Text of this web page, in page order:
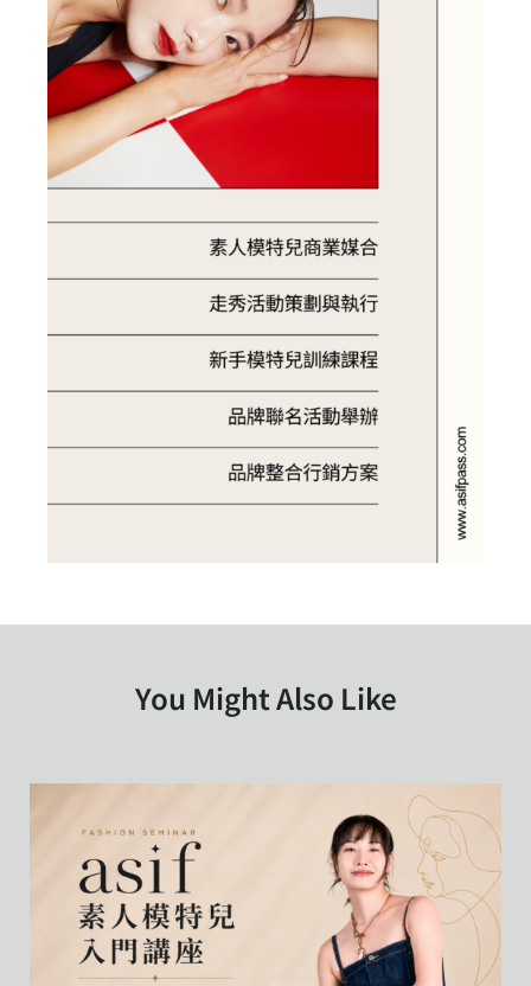
You Might Also Like